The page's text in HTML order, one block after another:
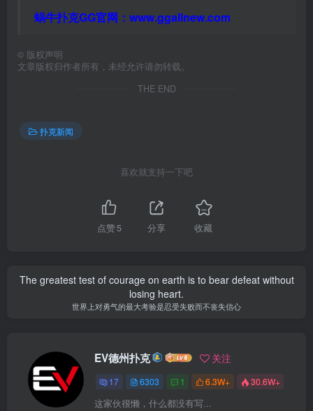
蜗牛扑克GG官网： www.ggallnew.com
© 版权声明
文章版权归作者所有，未经允许请勿转载。
THE END
扑克新闻
喜欢就支持一下吧
点赞5 分享 收藏
The greatest test of courage on earth is to bear defeat without
losing heart.
世界上对勇气的最大考验是忍受失败而不丧失信心
EV德州扑克 关注
17 6303 1 6.3W+ 30.6W+
这家伙很懒，什么都没有写...